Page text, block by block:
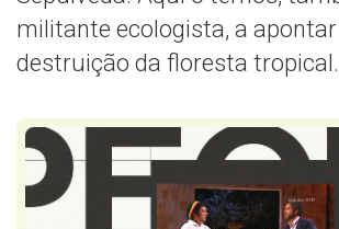
militante ecologista, a apontar
destruição da floresta tropical.